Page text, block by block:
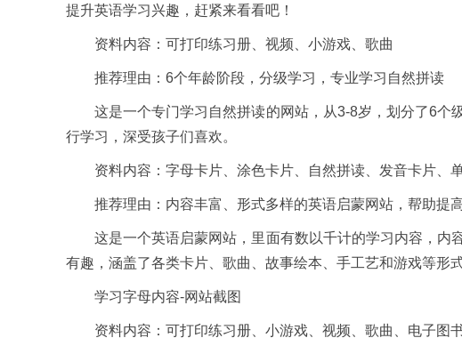
提升英语学习兴趣，赶紧来看看吧！
资料内容：可打印练习册、视频、小游戏、歌曲
推荐理由：6个年龄阶段，分级学习，专业学习自然拼读
这是一个专门学习自然拼读的网站，从3-8岁，划分了6个
行学习，深受孩子们喜欢。
资料内容：字母卡片、涂色卡片、自然拼读、发音卡片、
推荐理由：内容丰富、形式多样的英语启蒙网站，帮助提
这是一个英语启蒙网站，里面有数以千计的学习内容，内
有趣，涵盖了各类卡片、歌曲、故事绘本、手工艺和游戏等形式
学习字母内容-网站截图
资料内容：可打印练习册、小游戏、视频、歌曲、电子图